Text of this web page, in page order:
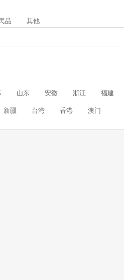
民品 其他
山东 安徽 浙江 福建
新疆 台湾 香港 澳门